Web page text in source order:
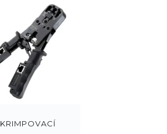
KRIMPOVACÍ